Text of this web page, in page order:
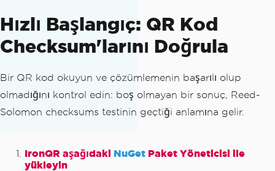
Hızlı Başlangıç: QR Kod
Checksum'larını Doğrula
Bir QR kod okuyun ve çözümlemenin başarılı olup
olmadığını kontrol edin: boş olmayan bir sonuç, Reed-
Solomon checksums testinin geçtiği anlamına gelir.
IronQR aşağıdaki NuGet Paket Yöneticisi ile
yükleyin